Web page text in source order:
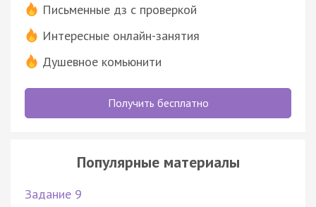
Письменные дз с проверкой
Интересные онлайн-занятия
Душевное комьюнити
Получить бесплатно
Популярные материалы
Задание 9